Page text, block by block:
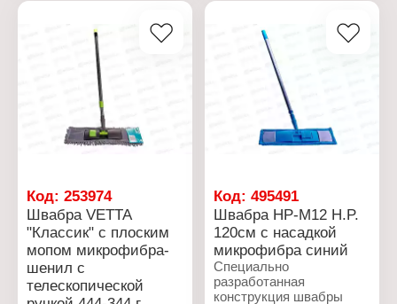
Материал: дерево
Размер насадки: 30 см
Код: 253974
Швабра VETTA
"Классик" с плоским
мопом микрофибра-
шенил с
телескопической
Код:495491
Швабра HP-M12 H.P.
120см с насадкой
микрофибра синий
Специально
разработанная
конструкция швабры